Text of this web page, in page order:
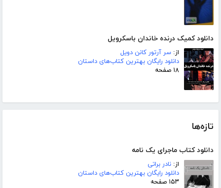
دانلود کمیک درنده خاندان باسکرویل
از: سر آرتور کانن دویل
دانلود رایگان بهترین کتاب‌های داستان
۱۸ صفحه
تازه‌ها
دانلود کتاب ماجرای یک نامه
از: نادر براتی
دانلود رایگان بهترین کتاب‌های داستان
۱۵۳ صفحه